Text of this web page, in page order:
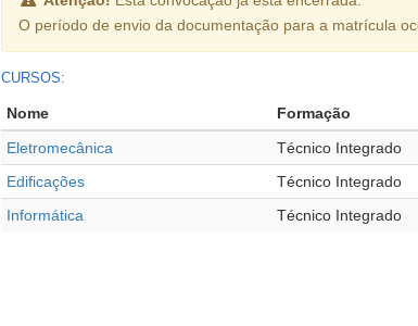
O período de envio da documentação para a matrícula
CURSOS:
Nome Formação
Eletromecânica
Técnico Integrado
Edificações
Técnico Integrado
Informática
Técnico Integrado